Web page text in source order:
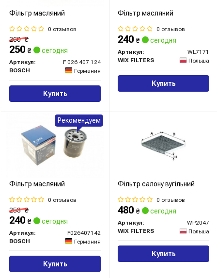
Фільтр масляний
0 отзывов
260₴
250 ₴ сегодня
Артикул:
F 026 407 124
BOSCH
Германия
Купить
Фільтр масляний
0 отзывов
240 ₴ сегодня
Артикул:
WL7171
WIX FILTERS
Польша
Купить
Фільтр масляний
0 отзывов
253₴
240 ₴ сегодня
Артикул:
F026407142
BOSCH
Германия
Купить
Рекомендуем
Фільтр салону вугільний
0 отзывов
480 ₴ сегодня
Артикул:
WP2047
WIX FILTERS
Польша
Купить